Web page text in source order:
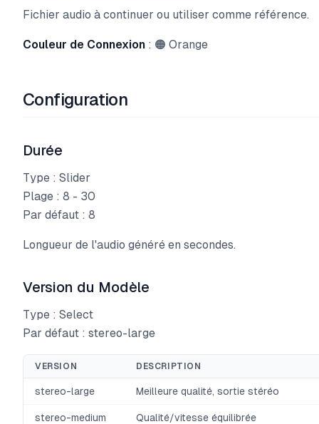
Fichier audio à continuer ou utiliser comme référence.
Couleur de Connexion : 🟠 Orange
Configuration
Durée
Type : Slider
Plage : 8 - 30
Par défaut : 8
Longueur de l'audio généré en secondes.
Version du Modèle
Type : Select
Par défaut : stereo-large
VERSION DESCRIPTION
stereo-large Meilleure qualité, sortie stéréo
stereo-medium Qualité/vitesse équilibrée